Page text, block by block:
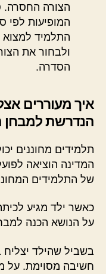
הצורה החסרה.
המופיעות לפי
התלמיד למצוא
ולבחור את
הסדרה.
איך מעוררים
הנדרשת למבחן
תלמידים מחוננים
המדינה הוציאה
של התלמידים
כאשר ילד מגיע
על הנושא הכנה
בשביל שהילד
חשיבה מסוימת. על